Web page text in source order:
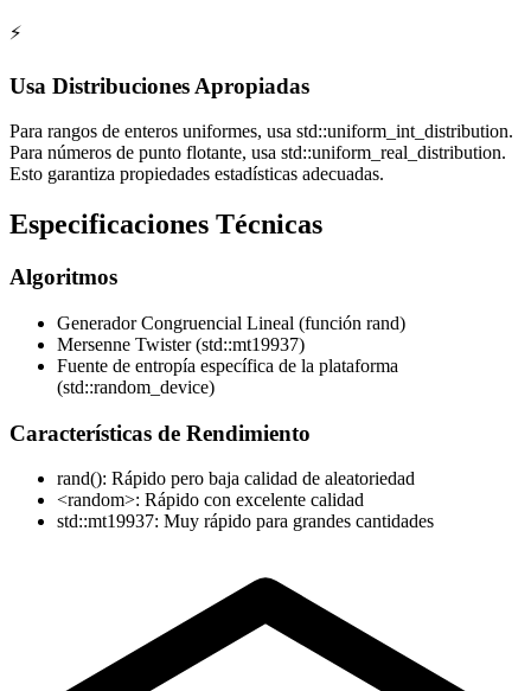
⚡
Usa Distribuciones Apropiadas
Para rangos de enteros uniformes, usa std::uniform_int_distribution.
Para números de punto flotante, usa std::uniform_real_distribution.
Esto garantiza propiedades estadísticas adecuadas.
Especificaciones Técnicas
Algoritmos
Generador Congruencial Lineal (función rand)
Mersenne Twister (std::mt19937)
Fuente de entropía específica de la plataforma
(std::random_device)
Características de Rendimiento
rand(): Rápido pero baja calidad de aleatoriedad
<random>: Rápido con excelente calidad
std::mt19937: Muy rápido para grandes cantidades